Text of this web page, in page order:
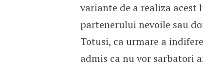
variante de a realiza
partenerului nevoile sau
Totusi, ca urmare a
admis ca nu vor sarbatori